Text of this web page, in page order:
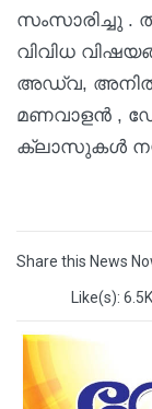
സംസാരിച്ചു .
വിവിധ
അഡ്വ,
മണവാളൻ ,
ക്ലാസുകൾ
Share this News
Like(s): 6.5K